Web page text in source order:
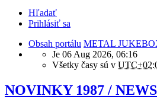
Hľadať
Prihlásiť sa
Obsah portálu METAL
Je 06 Aug 2026, 06:16
Všetky časy sú v
NOVINKY 1987 /